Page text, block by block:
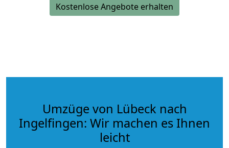
Kostenlose Angebote erhalten
Umzüge von Lübeck nach
Ingelfingen: Wir machen es Ihnen
leicht